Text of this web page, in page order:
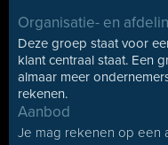
Organisatie- en
Deze groep staat voor
klant centraal staat. Een
almaar meer
rekenen.
Aanbod
Je mag rekenen op een